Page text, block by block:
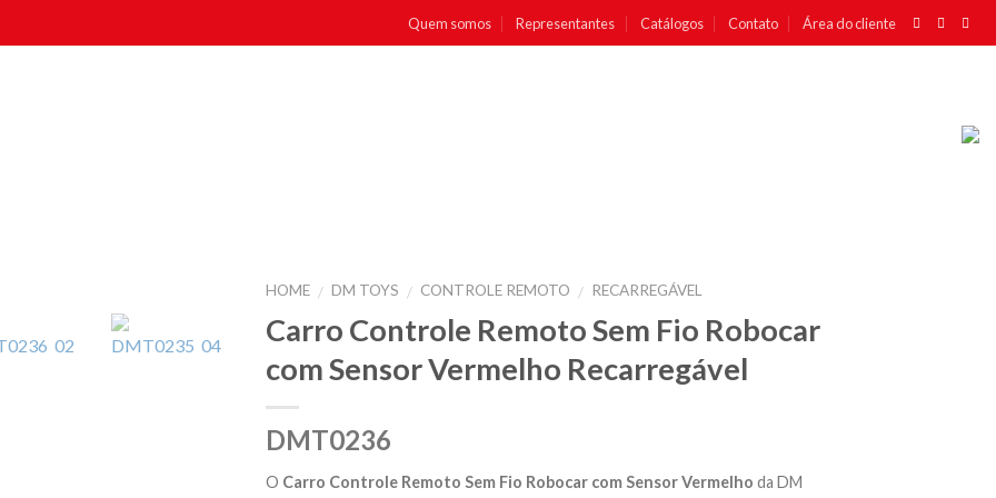
Quem somos Representantes Catálogos Contato Área do cliente
HOME / DM TOYS / CONTROLE REMOTO / RECARREGÁVEL
Carro Controle Remoto Sem Fio Robocar
com Sensor Vermelho Recarregável
DMT0236
O Carro Controle Remoto Sem Fio Robocar com Sensor Vermelho da DM